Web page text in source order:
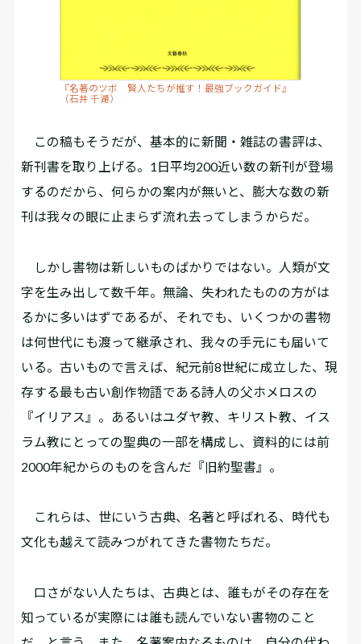
『名著のツボ 賢人たちが推す！最強ブックガイド』
（石井 千湖）
この稿もそうだが、基本的に新聞・雑誌の書評は、
新刊書を取り上げる。1日平均200近い数の新刊が登場
するのだから、何らかの案内が無いと、膨大な数の新
刊は我々の眼に止まらず流れ去ってしまうからだ。
しかし書物は新しいものばかりではない。人類が文
字を生み出して数千年。無論、失われたものの方がは
るかに多いはずであるが、それでも、いくつかの書物
は何世代にも渡って継承され、我々の手元にも届いて
いる。古いもので言えば、紀元前8世紀に成立した、現
存する最も古い創作物語である詩人の父ホメロスの
『イリアス』。あるいはユダヤ教、キリスト教、イス
ラム教にとっての聖典の一部を構成し、資料的には前
2000年紀からのものを含んだ『旧約聖書』。
これらは、世にいう古典、名著と呼ばれる、時代も
文化も越えて読みつがれてきた書物たちだ。
口さがない人たちは、古典とは、誰もがその存在を
知っているが実際には誰も読んでいない書物のこと